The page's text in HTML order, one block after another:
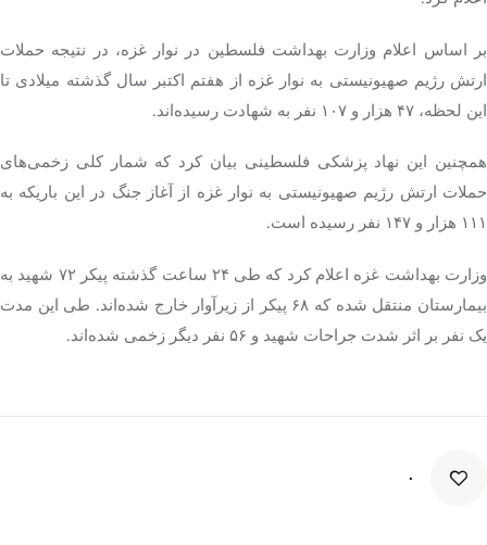
بر اساس اعلام وزارت بهداشت فلسطین در نوار غزه، در نتیجه حملات
ارتش رژیم صهیونیستی به نوار غزه از هفتم اکتبر سال گذشته میلادی تا
این لحظه، ۴۷ هزار و ۱۰۷ نفر به شهادت رسیده‌اند.
همچنین این نهاد پزشکی فلسطینی بیان کرد که شمار کلی زخمی‌های
حملات ارتش رژیم صهیونیستی به نوار غزه از آغاز جنگ در این باریکه به
۱۱۱ هزار و ۱۴۷ نفر رسیده است.
وزارت بهداشت غزه اعلام کرد که طی ۲۴ ساعت گذشته پیکر ۷۲ شهید به
بیمارستان منتقل شده که ۶۸ پیکر از زیرآوار خارج شده‌اند. طی این مدت
یک نفر بر اثر شدت جراحات شهید و ۵۶ نفر دیگر زخمی شده‌اند.
۰